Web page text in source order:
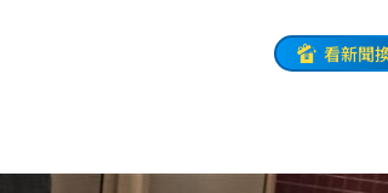
看新聞